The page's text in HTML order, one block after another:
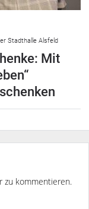
Stadthalle Alsfeld
Mit
zu kommentieren.